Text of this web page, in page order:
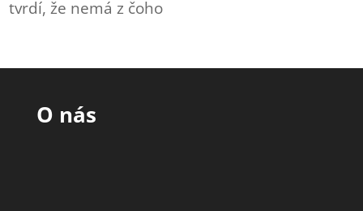
tvrdí, že nemá z čoho
O nás